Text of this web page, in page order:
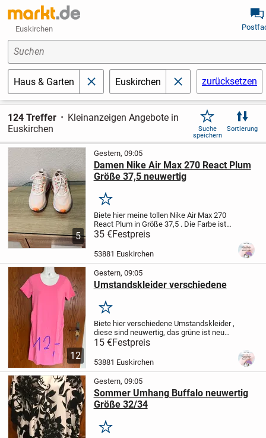
Euskirchen
Suchen
Haus & Garten schließenEuskirchen schließenzurücksetzen
124 Treffer
Kleinanzeigen Angebote in
Euskirchen
Suche
speichern
Sortierung
5
Gestern, 09:05
Damen Nike Air Max 270 React Plum
Größe 37,5 neuwertig
Merken
Biete hier meine tollen Nike Air Max 270
React Plum in Größe 37,5 . Die Farbe ist
Kreide Stein Malve. Diese haben eine
exzellente Dämpfung. Leider ist ein
kleiner Fleck vorne auf dem Schuh, ist
35 €Festpreis
53881 Euskirchen
12
Gestern, 09:05
Umstandskleider verschiedene
Merken
Biete hier verschiedene Umstandskleider ,
diese sind neuwertig, das grüne ist neu
mit Etikett. Die Größen und Preise stehen
an den Fotos. Wir sind ein Nichtraucher
und Tierfreier Haushalt. Privatverka...
15 €Festpreis
53881 Euskirchen
Gestern, 09:05
Sommer Umhang Buffalo neuwertig
Größe 32/34
Merken